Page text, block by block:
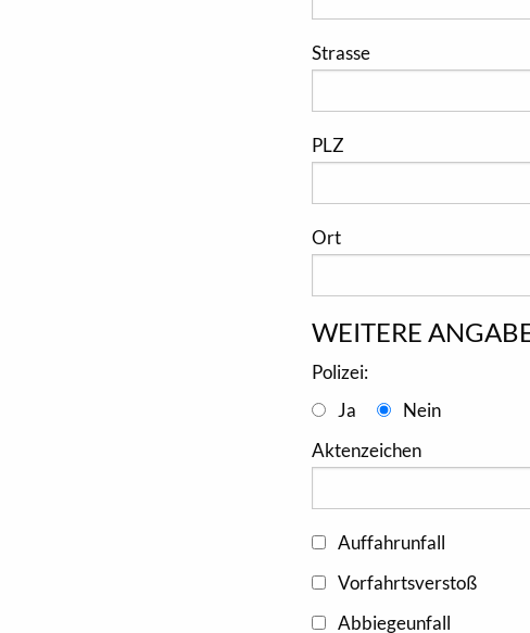
Strasse
PLZ
Ort
WEITERE
Polizei:
Ja
Nein
Aktenzeichen
Auffahrunfall
Vorfahrtsverstoß
Abbiegeunfall